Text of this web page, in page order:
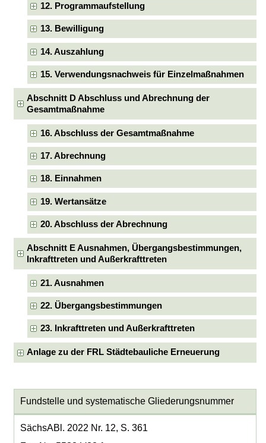
12. Programmaufstellung
13. Bewilligung
14. Auszahlung
15. Verwendungsnachweis für Einzelmaßnahmen
Abschnitt D Abschluss und Abrechnung der
Gesamtmaßnahme
16. Abschluss der Gesamtmaßnahme
17. Abrechnung
18. Einnahmen
19. Wertansätze
20. Abschluss der Abrechnung
Abschnitt E Ausnahmen, Übergangsbestimmungen,
Inkrafttreten und Außerkrafttreten
21. Ausnahmen
22. Übergangsbestimmungen
23. Inkrafttreten und Außerkrafttreten
Anlage zu der FRL Städtebauliche Erneuerung
Fundstelle und systematische Gliederungsnummer
SächsABl. 2022 Nr. 12, S. 361